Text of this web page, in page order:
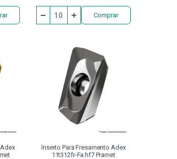
PASTILHA DE SOLDA (STB)
PINO DE FIXAÇÃO
DE BARRAMENTO
Comprar
Inserto Para Fresamento Adex
11t312fr-Fa:hf7 Pramet